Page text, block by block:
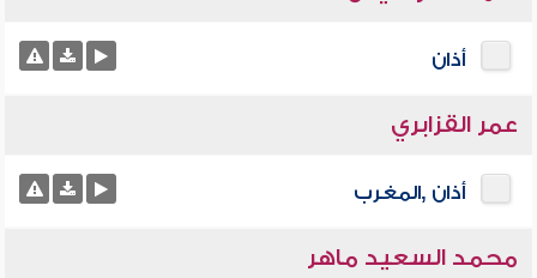
أذان
عمر القزابري
أذان ,المغرب
محمد السعيد ماهر